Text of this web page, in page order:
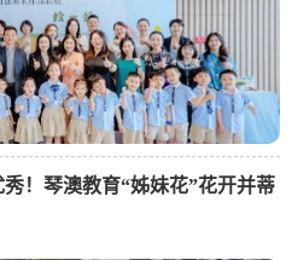
！琴澳教育“姊妹花”花开并蒂